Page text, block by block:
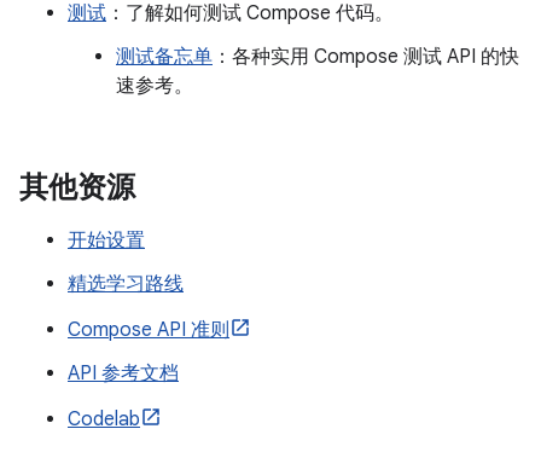
测试 ：了解如何测试 Compose 代码。
测试备忘单 ：各种实用 Compose 测试 API 的快
速参考。
其他资源
开始设置
精选学习路线
Compose API 准则
API 参考文档
Codelab